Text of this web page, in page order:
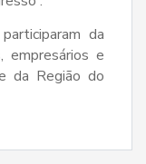
da
empresários e
da Região do